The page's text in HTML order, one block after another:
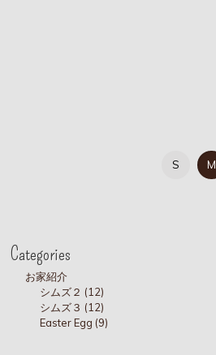
S M
Categories
お家紹介
シムズ２ (12)
シムズ３ (12)
Easter Egg (9)